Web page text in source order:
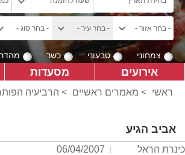
צמחוני טבעוני כשר
אירועים מסעדות
ראשי > מאמרים ראשיים > הרביעיה
אביב הגיע
כינרת הראל 06/04/2007